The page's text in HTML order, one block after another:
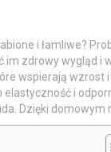
i łamliwe?
im zdrowy wygląd
wspierają
i
Dzięki